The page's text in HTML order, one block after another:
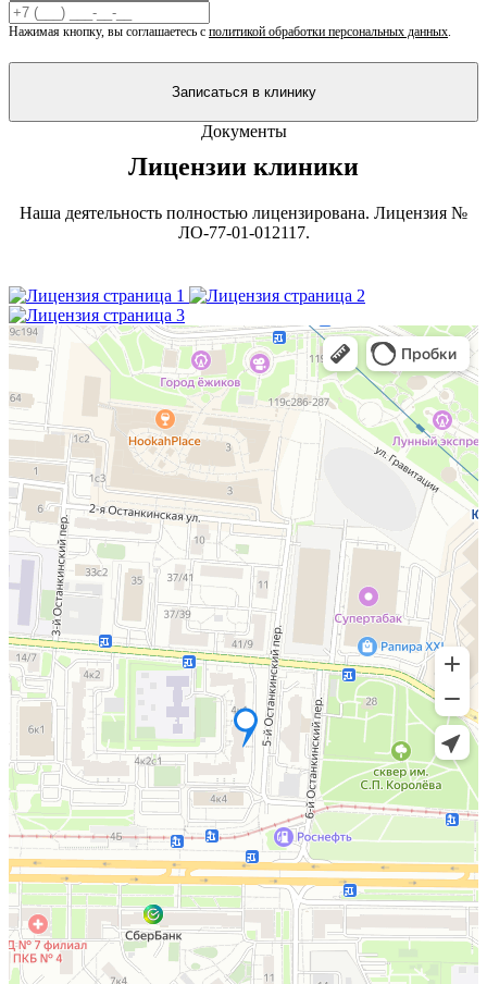
Нажимая кнопку, вы соглашаетесь с политикой обработки персональных данных.
Записаться в клинику
Документы
Лицензии клиники
Наша деятельность полностью лицензирована. Лицензия №
ЛО-77-01-012117.